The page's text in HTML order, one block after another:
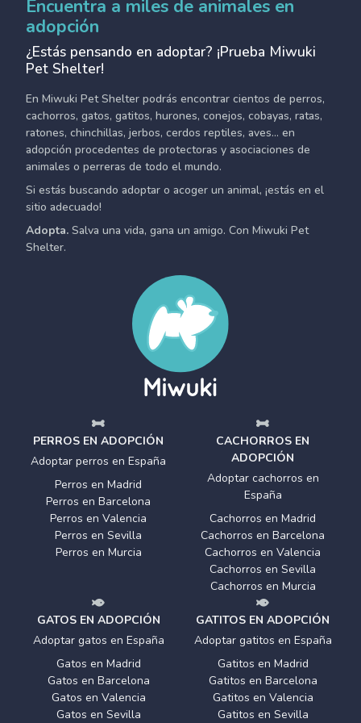
Encuentra a miles de animales en
adopción
¿Estás pensando en adoptar? ¡Prueba Miwuki
Pet Shelter!
En Miwuki Pet Shelter podrás encontrar cientos de perros,
cachorros, gatos, gatitos, hurones, conejos, cobayas, ratas,
ratones, chinchillas, jerbos, cerdos reptiles, aves... en
adopción procedentes de protectoras y asociaciones de
animales o perreras de todo el mundo.
Si estás buscando adoptar o acoger un animal, ¡estás en el
sitio adecuado!
Adopta. Salva una vida, gana un amigo. Con Miwuki Pet
Shelter.
PERROS EN ADOPCIÓN
Adoptar perros en España
Perros en Madrid
Perros en Barcelona
Perros en Valencia
Perros en Sevilla
Perros en Murcia
CACHORROS EN
ADOPCIÓN
Adoptar cachorros en
España
Cachorros en Madrid
Cachorros en Barcelona
Cachorros en Valencia
Cachorros en Sevilla
Cachorros en Murcia
GATOS EN ADOPCIÓN
Adoptar gatos en España
Gatos en Madrid
Gatos en Barcelona
Gatos en Valencia
Gatos en Sevilla
GATITOS EN ADOPCIÓN
Adoptar gatitos en España
Gatitos en Madrid
Gatitos en Barcelona
Gatitos en Valencia
Gatitos en Sevilla